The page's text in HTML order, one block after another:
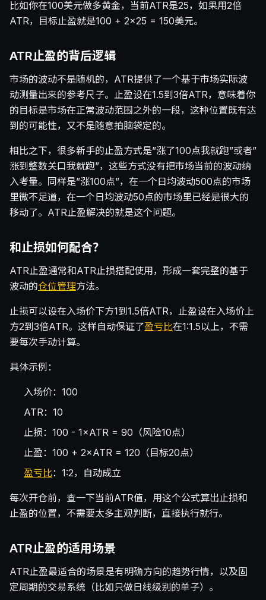
比如你在100美元做多黄金，当前ATR是25，如果用2倍
ATR，目标止盈就是100 + 2×25 = 150美元。
ATR止盈的背后逻辑
市场的波动不是随机的，ATR提供了一个基于市场实际波
动测量出来的参考尺子。止盈设在1.5到3倍ATR，意味着你
的目标是市场在正常波动范围之外的一段，这种位置既有达
到的可能性，又不是随意拍脑袋定的。
相比之下，很多新手的止盈方式是”涨了100点我就跑”或者”
涨到整数关口我就跑”，这些方式没有把市场当前的波动纳
入考量。同样是”涨100点”，在一个日均波动500点的市场
里微不足道，在一个日均波动50点的市场里已经是很大的
移动了。ATR止盈解决的就是这个问题。
和止损如何配合？
ATR止盈通常和ATR止损搭配使用，形成一套完整的基于
波动的仓位管理方法。
止损可以设在入场价下方1到1.5倍ATR，止盈设在入场价上
方2到3倍ATR。这样自动保证了盈亏比在1:1.5以上，不需
要每次手动计算。
具体示例：
入场价：100
ATR：10
止损：100 - 1×ATR = 90（风险10点）
止盈：100 + 2×ATR = 120（目标20点）
盈亏比：1:2，自动成立
每次开仓前，查一下当前ATR值，用这个公式算出止损和
止盈的位置，不需要太多主观判断，直接执行就行。
ATR止盈的适用场景
ATR止盈最适合的场景是有明确方向的趋势行情，以及固
定周期的交易系统（比如只做日线级别的单子）。